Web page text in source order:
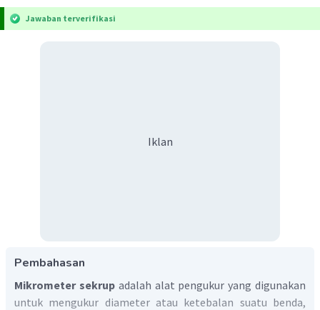
Jawaban terverifikasi
Iklan
Pembahasan
Mikrometer sekrupadalah alat pengukur yang digunakan
untuk mengukur diameter atau ketebalan suatu benda,